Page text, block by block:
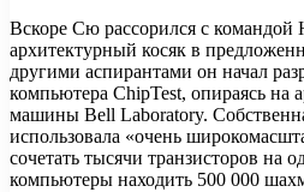
Вскоре Сю рассорился с командой
архитектурный косяк в
другими аспирантами он начал
компьютера ChipTest, опираясь на
машины Bell Laboratory.
использовала «очень
сочетать тысячи транзисторов на
компьютеры находить 500 000